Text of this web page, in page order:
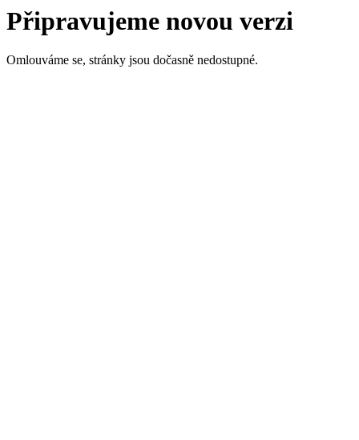
Připravujeme novou verzi
Omlouváme se, stránky jsou dočasně nedostupné.